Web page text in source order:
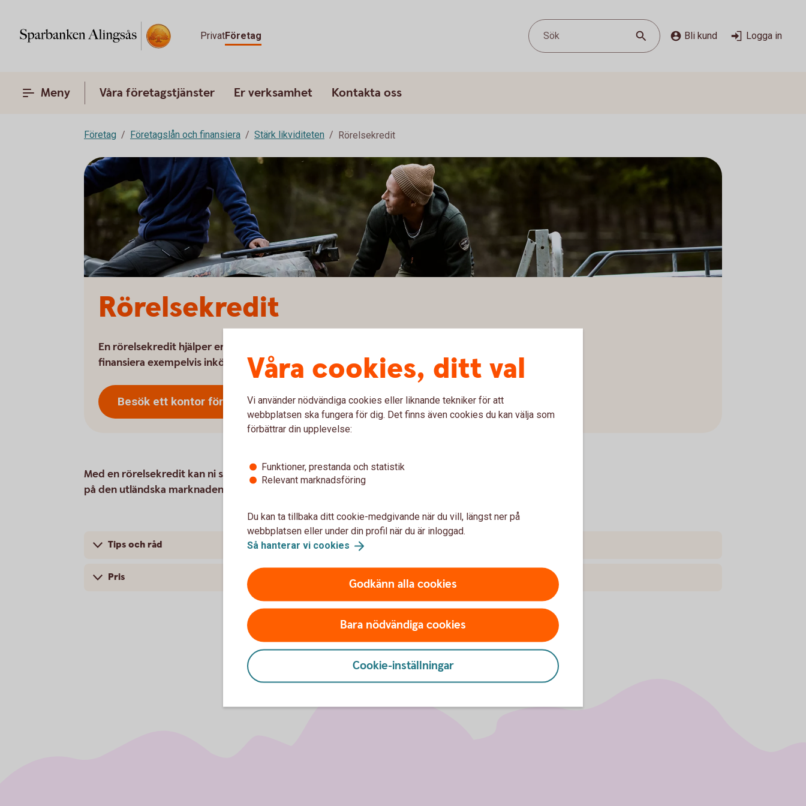
PrivatFöretag Sök Bli kund Logga in
Meny Våra företagstjänster Er verksamhet Kontakta oss
Företag Företagslån och finansiera Stärk likviditeten Rörelsekredit
Rörelsekredit
En rörelsekredit hjälper er att jämna ut toppar och dalar i ekonomin och kan vara ett sätt att
finansiera exempelvis inköp på den utländska marknaden.
Besök ett kontor för att skaffatjänsten
Med en rörelsekredit kan ni snabbt frigöra kapital för att lösa kortfristiga finansieringsbehov
på den utländska marknaden. Rörelsekredit kan erhållas i de flesta valutor.
Tips och råd
Pris
Våra cookies, ditt val
Vi använder nödvändiga cookies eller liknande tekniker för att
webbplatsen ska fungera för dig. Det finns även cookies du kan välja som
förbättrar din upplevelse:
Funktioner, prestanda och statistik
Relevant marknadsföring
Du kan ta tillbaka ditt cookie-medgivande när du vill, längst ner på
webbplatsen eller under din profil när du är inloggad.
Så hanterar vi cookies
Godkänn alla cookies
Bara nödvändiga cookies
Cookie-inställningar